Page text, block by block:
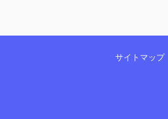
サイトマップ